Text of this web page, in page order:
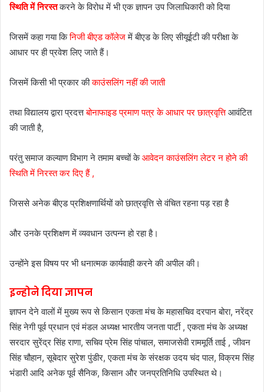
स्थिति में निरस्त करने के विरोध में भी एक ज्ञापन उप जिलाधिकारी को दिया
जिसमें कहा गया किनिजी बीएड कॉलेजमें बीएड के लिए सीयूईटी की परीक्षा के
आधार पर ही प्रवेश लिए जाते हैं।
जिसमें किसी भी प्रकार कीकाउंसलिंग नहीं की जाती
तथा विद्यालय द्वारा प्रदत्तबोनाफाइड प्रमाण पत्र के आधार पर छात्रवृत्तिआवंटित
की जाती है,
परंतु समाज कल्याण विभाग ने तमाम बच्चों केआवेदन काउंसलिंग लेटर न होने की
स्थिति में निरस्त कर दिए हैं ,
जिससे अनेक बीएड प्रशिक्षणार्थियों को छात्रवृत्ति से वंचित रहना पड़ रहा है
और उनके प्रशिक्षण में व्यवधान उत्पन्न हो रहा है।
उन्होंने इस विषय पर भी धनात्मक कार्यवाही करने की अपील की।
इन्होने दिया ज्ञापन
ज्ञापन देने वालों में मुख्य रूप से किसान एकता मंच के महासचिव दरपान बोरा, नरेंद्र
सिंह नेगी पूर्व प्रधान एवं मंडल अध्यक्ष भारतीय जनता पार्टी , एकता मंच के अध्यक्ष
सरदार सुरेंद्र सिंह राणा, सचिव प्रेम सिंह पांचाल, समाजसेवी राममूर्ति ताई , जीवन
सिंह चौहान, सूबेदार सुरेश पुंडीर, एकता मंच के संरक्षक उदय चंद पाल, विक्रम सिंह
भंडारी आदि अनेक पूर्व सैनिक, किसान और जनप्रतिनिधि उपस्थित थे।